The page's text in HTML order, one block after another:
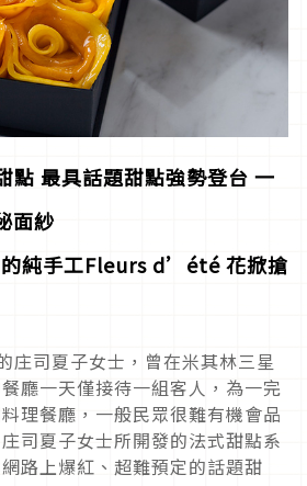
點 最具話題甜點強勢登台 一
面紗
的純手工Fleurs d’été花掀搶
庄司夏子女士，曾在米其林三星
廳一天僅接待一組客人，為一完
理餐廳，一般民眾很難有機會品
司夏子女士所開發的法式甜點系
路上爆紅、超難預定的話題甜